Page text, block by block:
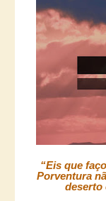
“Eis que
Porventura
deserto